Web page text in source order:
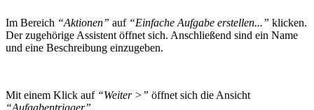
Im Bereich “Aktionen” auf “Einfache Aufgabe erstellen...” klicken.
Der zugehörige Assistent öffnet sich. Anschließend sind ein Name
und eine Beschreibung einzugeben.
Mit einem Klick auf“Weiter >” öffnet sich die Ansicht